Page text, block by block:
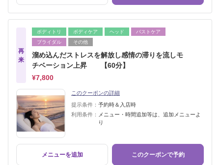
再
来
ボディトリ ボディケア ヘッド
バストケア
ブライダル
その他
溜め込んだストレスを解放し感情の滞りを流しモ
チベーション上昇 【60分】
¥7,800
このクーポンの詳細
提示条件： 予約時＆入店時
利用条件：
メニュー・時間追加等は、追加メニューよ
り
メニューを追加 このクーポンで予約